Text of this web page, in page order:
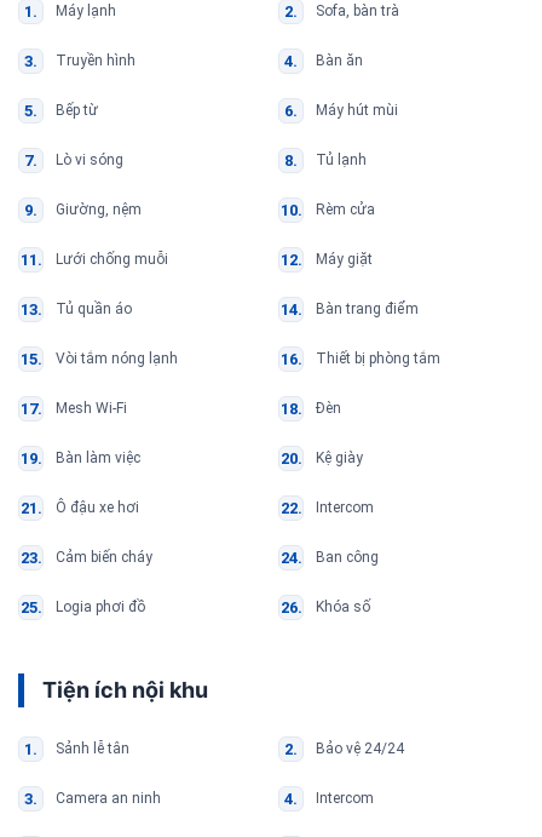
Máy lạnh Sofa, bàn trà
Truyền hình Bàn ăn
Bếp từ Máy hút mùi
Lò vi sóng Tủ lạnh
Giường, nệm Rèm cửa
Lưới chống muỗi Máy giặt
Tủ quần áo Bàn trang điểm
Vòi tắm nóng lạnh Thiết bị phòng tắm
Mesh Wi-Fi Đèn
Bàn làm việc Kệ giày
Ô đậu xe hơi Intercom
Cảm biến cháy Ban công
Logia phơi đồ Khóa số
Tiện ích nội khu
Sảnh lễ tân Bảo vệ 24/24
Camera an ninh Intercom